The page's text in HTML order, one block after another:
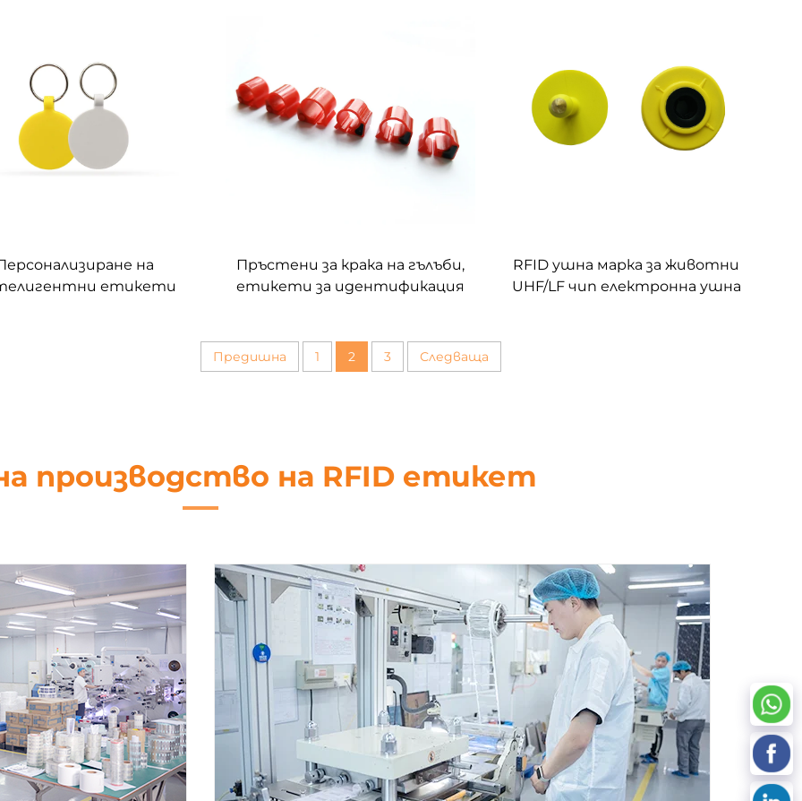
животни
на
етикети
Пръстени за крака на гълъби,
етикети за идентификация
RFID ушна марка за животни
UHF/LF чип електронна ушна
Предишна 1 2 3 Следваща
производство на RFID етикет